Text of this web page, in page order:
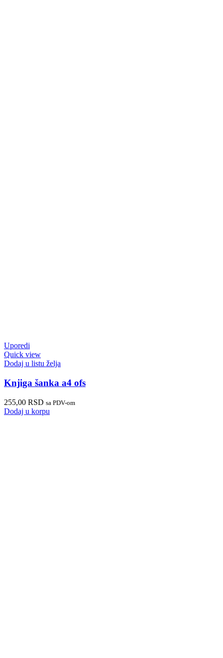
Uporedi
Quick view
Dodaj u listu želja
Knjiga šanka a4 ofs
255,00 RSD sa PDV-om
Dodaj u korpu